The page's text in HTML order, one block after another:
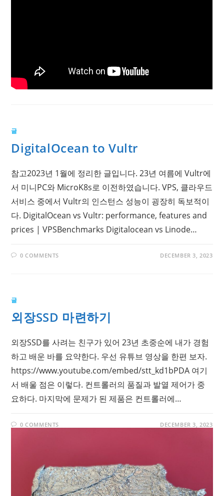
글
DigitalOcean to Vultr
참고2023년 1월에 정리한 글입니다. 23년 여름에 Vultr에
서 미니PC와 MicroK8s로 이전하였습니다. VPS, 클라우드
서비스 중에서 Vultr의 인스턴스 성능이 굉장히 독보적이
다. DigitalOcean vs Vultr: performance, features and
prices | VPSBenchmarks Digitalocean vs Linode…
0 COMMENTS DECEMBER 3, 2023
글
외장SSD 마련하기
외장SSD를 사려는 친구가 있어 23년 초중순에 내가 경험
하고 배운 바를 요약한다. 우선 유튜브 영상을 한편 보자.
https://www.youtube.com/embed/stt_kd1bPDA 여기
서 배울 점은 이렇다. 컨트롤러의 품질과 발열 제어가 중
요하다. 마지막에 문제가 된 제품은 컨트롤러에…
0 COMMENTS DECEMBER 3, 2023